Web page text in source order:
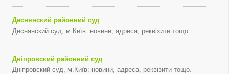
Деснянский районний суд
Деснянский суд, м.Київ: новини, адреса, реквізити тощо.
Дніпровский районний суд
Дніпровский суд, м.Київ: новини, адреса, реквізити тощо.